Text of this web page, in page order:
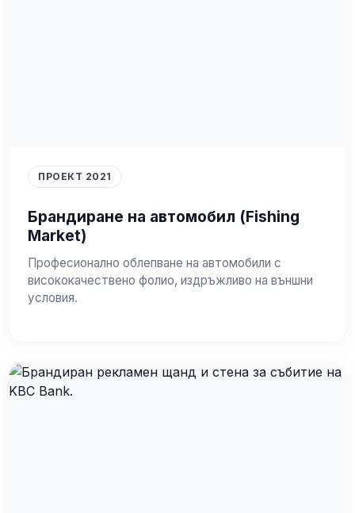
ПРОЕКТ 2021
Брандиране на автомобил (Fishing
Market)
Професионално облепване на автомобили с
висококачествено фолио, издръжливо на външни
условия.